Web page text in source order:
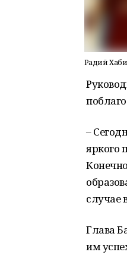
Радий
–
яркого
случае
Глава
им